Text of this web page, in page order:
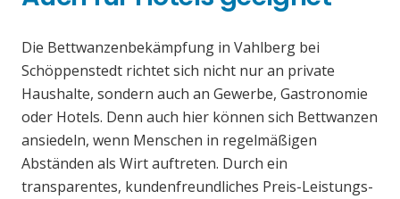
Die Bettwanzenbekämpfung in Vahlberg bei
Schöppenstedt richtet sich nicht nur an private
Haushalte, sondern auch an Gewerbe, Gastronomie
oder Hotels. Denn auch hier können sich Bettwanzen
ansiedeln, wenn Menschen in regelmäßigen
Abständen als Wirt auftreten. Durch ein
transparentes, kundenfreundliches Preis-Leistungs-